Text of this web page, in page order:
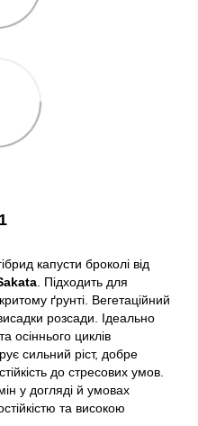
капусти броколі від
. Підходить для
ґрунті. Вегетаційний
розсади. Ідеально
осіннього циклів
сильний ріст, добре
до стресових умов.
у догляді й умовах
та високою